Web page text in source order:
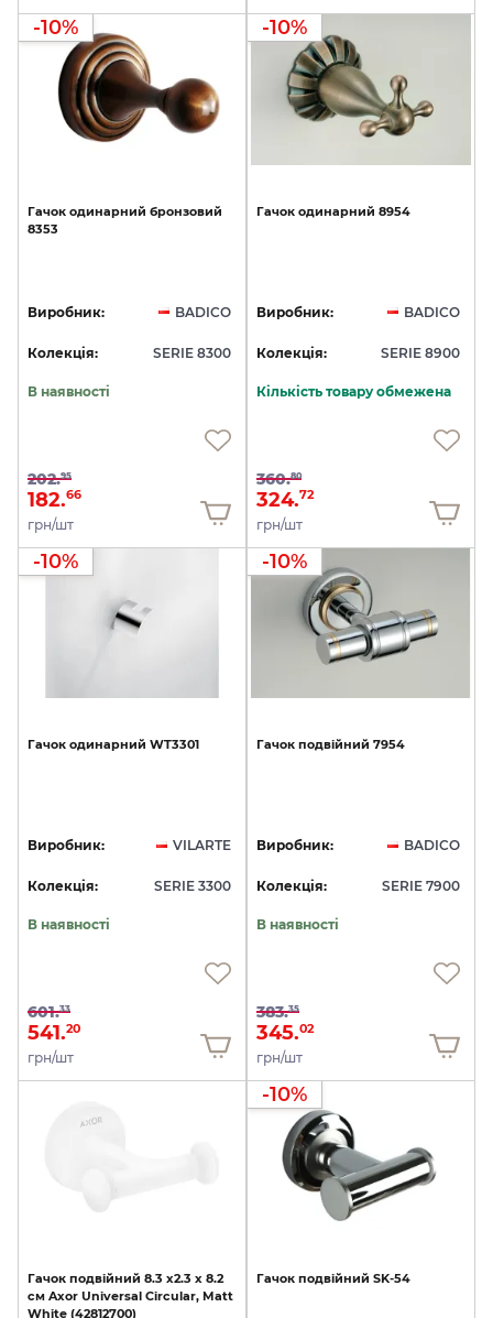
-10%
Гачок одинарний бронзовий
8353
Виробник: BADICO
Колекція: SERIE 8300
В наявності
202.95
182.66
грн/шт
-10%
Гачок одинарний 8954
Виробник: BADICO
Колекція: SERIE 8900
Кількість товару обмежена
360.80
324.72
грн/шт
-10%
Гачок одинарний WT3301
Виробник: VILARTE
Колекція: SERIE 3300
В наявності
601.33
541.20
грн/шт
-10%
Гачок подвійний 7954
Виробник: BADICO
Колекція: SERIE 7900
В наявності
383.35
345.02
грн/шт
Гачок подвійний 8.3 х2.3 x 8.2
см Axor Universal Circular, Matt
White (42812700)
-10%
Гачок подвійний SK-54